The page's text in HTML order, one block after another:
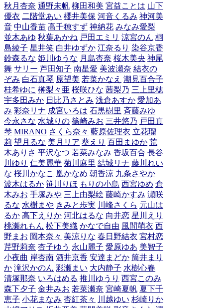
秋月杏奈 通野未帆 柳田和美 宮益ことは 山下
優衣 二階堂あい 櫻井美保 河音くるみ 神河美
音 中山香苗 高千穂すず 神納花 みなみ愛梨
並木あゆ 秋葉あかね 戸田エミリ 涼宮のん 桐
島綾子 星井笑 白井ゆずか 江奈るり 染谷京香
鈴森るな 姫川ゆうな 月島杏奈 桜木美央 神尾
舞 サリー 芦田知子 南星愛 美波瀬奈 結衣の
ぞみ 白石真琴 原望美 若菜かなえ 潮見百合子
桂希ゆに 榊梨々亜 桜咲ひな 茜梨乃 三上里穂
宇多田みか 日比乃さとみ 浅倉あすか 愛加あ
み 彩奈リナ 成宮いろは 石黒樹里 斉藤みゆ
今永さな 水城りの 篠崎みお 三井悠乃 戸田真
琴 MIRANO さくら奈々 藍原佐理衣 立花瑠
莉 望月るな 美月リア 葵えり 百田まゆか 荒
木ありさ 平沢なつ 若菜みなみ 香坂百合 長谷
川ゆり 仁美麗華 菊川麻里 結城リナ 藤川れい
な 桜川かなこ 凰かなめ 朝香涼 九条さやか
波木はるか 笹川りほ もりの小鳥 西宮ゆめ 倉
木みお 手塚みや 三上由梨絵 藤崎かすみ 瀬咲
るな 水樹まや きみと歩実 川峰さくら 元山は
るか 高下えりか 河北はるな 向井恋 星川えり
桃瀬れもん 松下美織 かなで自由 風間萌衣 西
野まお 岡本奈々 美涼りな 春日野結衣 宮村恋
芹野莉奈 杏子ゆう 永山麗子 愛原ゆあ 美智子
小夜曲 岸杏南 酒井京香 安達まどか 筒井まり
か 滝沢かのん 彩瀬まい 大内静子 水樹心春
清塚那奈 いろはめる 推川ゆうり 西宮このみ
森下夕子 金井みお 若菜瀬奈 宮崎夏帆 夏下千
恵子 小花まなみ 杏紅茶々 川越ゆい 杉崎りか